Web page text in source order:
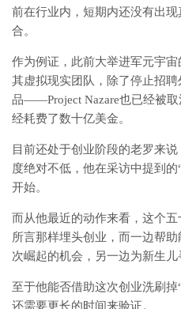
前在行业内，短期内还没有出
合。
作为例证，此前大举进军元宇
其虚拟现实团队，除了停止招
品——Project Nazare也已经被
经耗费了数十亿美金。
目前还处于创业阶段的老罗来
度绝对不低，他在采访中提到
开始。
而从他最近的动作来看，这个
所言那样埋头创业，而一边帮
次崛起的机会，另一边为新生儿
至于他能否借助这次创业洗刷
还需要更长的时间来验证。